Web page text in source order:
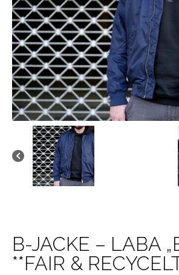
B-JACKE – LABA
**FAIR &